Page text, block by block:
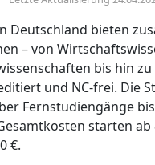
Deutschland bieten
– von
bis hin zu
und NC-frei. Die
Fernstudiengänge
starten ab
€.